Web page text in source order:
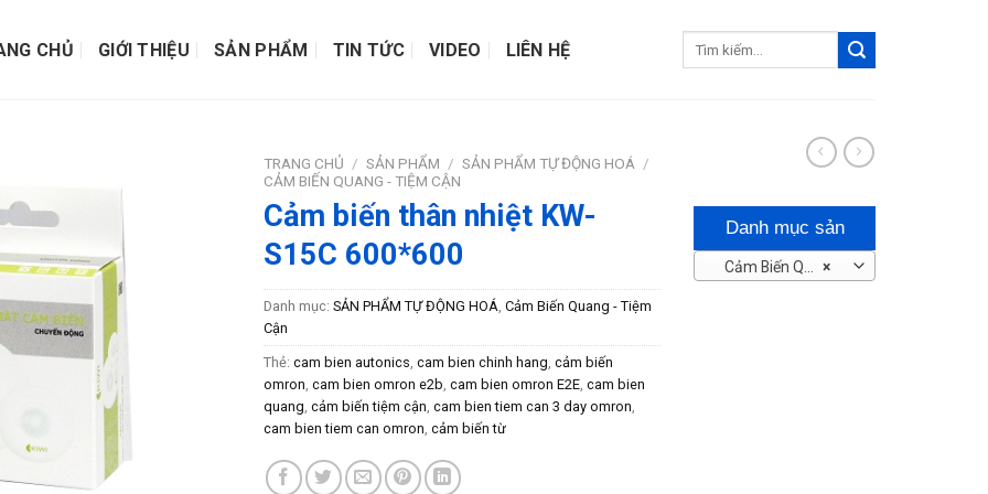
CHỦ GIỚI THIỆU SẢN PHẨM TIN TỨC VIDEO LIÊN HỆ
TRANG CHỦ / SẢN PHẨM / SẢN PHẨM TỰ ĐỘNG HOÁ /
CẢM BIẾN QUANG - TIỆM CẬN
Cảm biến thân nhiệt KW-
S15C 600*600
Danh mục: SẢN PHẨM TỰ ĐỘNG HOÁ, Cảm Biến Quang - Tiệm
Cận
Thẻ: cam bien autonics, cam bien chinh hang, cảm biến
omron, cam bien omron e2b, cam bien omron E2E, cam bien
quang, cảm biến tiệm cận, cam bien tiem can 3 day omron,
cam bien tiem can omron, cảm biến từ
Danh mục sản
phẩm ×
Cảm Biến Quang – Tiệm Cận